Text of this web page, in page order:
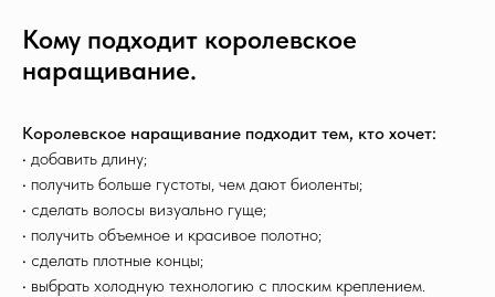
Кому подходит королевское
наращивание.
Королевское наращивание подходит тем, кто хочет:
• добавить длину;
• получить больше густоты, чем дают биоленты;
• сделать волосы визуально гуще;
• получить объемное и красивое полотно;
• сделать плотные концы;
• выбрать холодную технологию с плоским креплением.